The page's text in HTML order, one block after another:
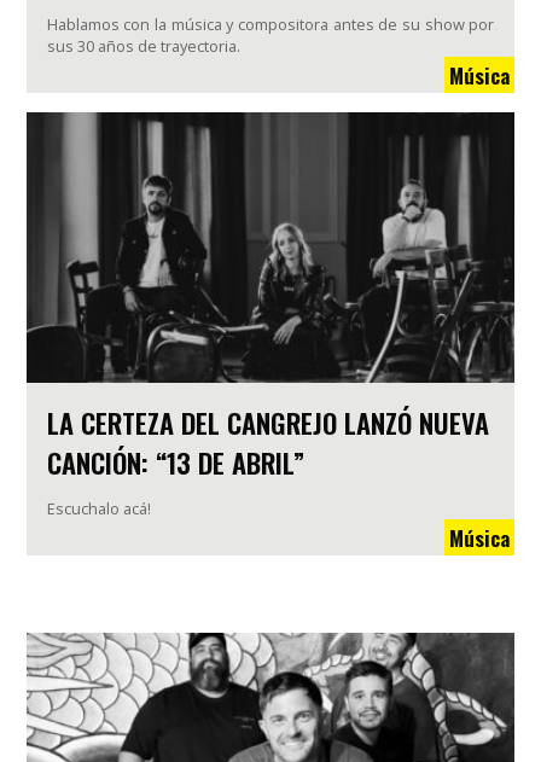
Hablamos con la música y compositora antes de su show por
sus 30 años de trayectoria.
Música
LA CERTEZA DEL CANGREJO LANZÓ NUEVA
CANCIÓN: “13 DE ABRIL”
Escuchalo acá!
Música